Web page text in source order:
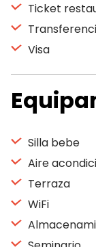
Ticket
Visa
Silla bebe
Aire
Terraza
WiFi